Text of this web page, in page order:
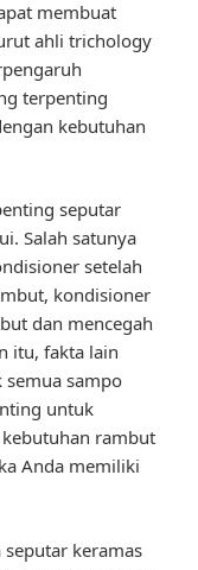
membuat
ahli trichology
terpenting
kebutuhan
seputar
Salah satunya
setelah
kondisioner
dan mencegah
itu, fakta lain
sampo
untuk
rambut
Anda memiliki
keramas